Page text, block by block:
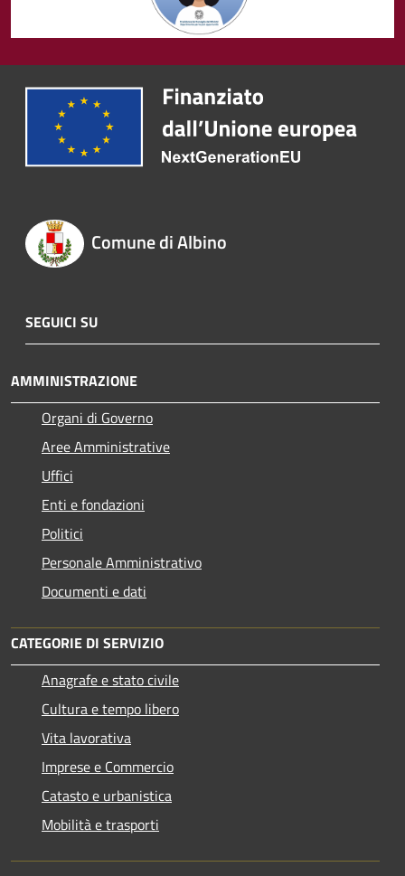
Comune di Albino
SEGUICI SU
AMMINISTRAZIONE
Organi di Governo
Aree Amministrative
Uffici
Enti e fondazioni
Politici
Personale Amministrativo
Documenti e dati
CATEGORIE DI SERVIZIO
Anagrafe e stato civile
Cultura e tempo libero
Vita lavorativa
Imprese e Commercio
Catasto e urbanistica
Mobilità e trasporti